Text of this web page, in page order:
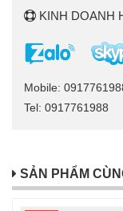
KINH DOANH
Mobile:
Tel: 0917761988
SẢN PHẨM